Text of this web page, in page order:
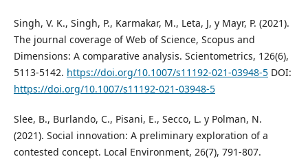
Singh, V. K., Singh, P., Karmakar, M., Leta, J, y Mayr, P. (2021).
The journal coverage of Web of Science, Scopus and
Dimensions: A comparative analysis. Scientometrics, 126(6),
5113-5142. https://doi.org/10.1007/s11192-021-03948-5DOI:
https://doi.org/10.1007/s11192-021-03948-5
Slee, B., Burlando, C., Pisani, E., Secco, L. y Polman, N.
(2021). Social innovation: A preliminary exploration of a
contested concept. Local Environment, 26(7), 791-807.